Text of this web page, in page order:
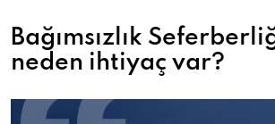
Bağımsızlık
neden ihtiyaç var?